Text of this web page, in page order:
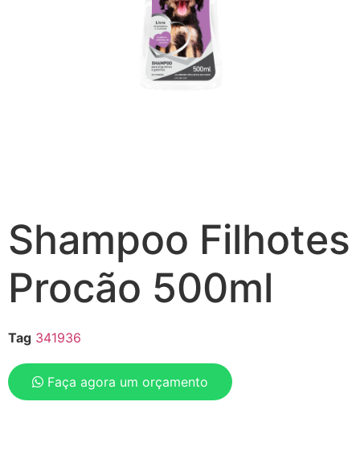
Shampoo Filhotes
Procão 500ml
Tag 341936
Faça agora um orçamento